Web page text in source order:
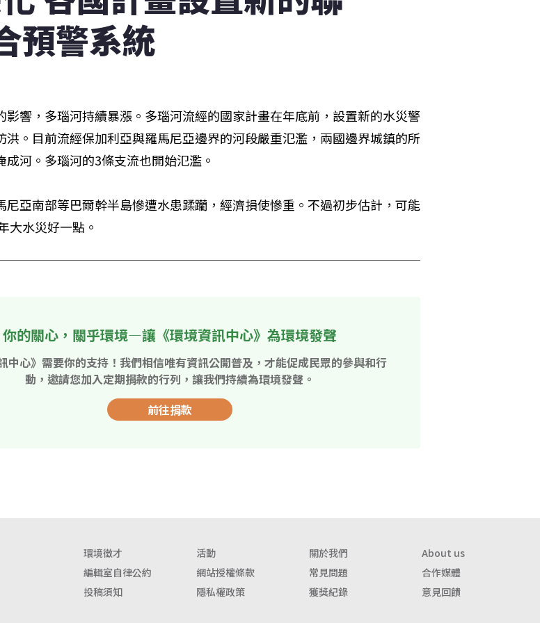
預警系統
影響，多瑙河持續暴漲。多瑙河流經的國家計畫在年底前，設置新的水災警
洪。目前流經保加利亞與羅馬尼亞邊界的河段嚴重氾濫，兩國邊界城鎮的所
成河。多瑙河的3條支流也開始氾濫。
尼亞南部等巴爾幹半島慘遭水患蹂躪，經濟損使慘重。不過初步估計，可能
大水災好一點。
你的關心，關乎環境—讓《環境資訊中心》為環境發聲
中心》需要你的支持！我們相信唯有資訊公開普及，才能促成民眾的參與和行
動，邀請您加入定期捐款的行列，讓我們持續為環境發聲。
前往捐款
環境徵才 活動 關於我們
About us
編輯室自律公約
網站授權條款 常見問題
合作媒體
投稿須知
隱私權政策 獲獎紀錄 意見回饋